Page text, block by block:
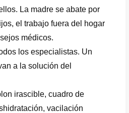
La madre se abate por
el trabajo fuera del hogar
médicos.
los especialistas. Un
a la solución del
irascible, cuadro de
vacilación